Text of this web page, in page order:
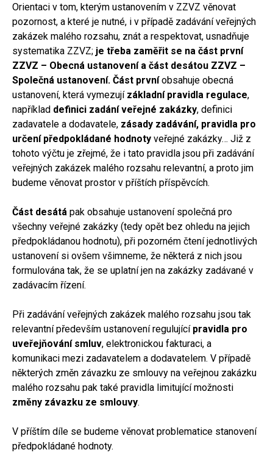
Orientaci v tom, kterým ustanovením v ZZVZ věnovat
pozornost, a které je nutné, i v případě zadávání veřejných
zakázek malého rozsahu, znát a respektovat, usnadňuje
systematika ZZVZ; je třeba zaměřit se na část první
ZZVZ – Obecná ustanovení a část desátou ZZVZ –
Společná ustanovení. Část prvníobsahuje obecná
ustanovení, která vymezují základní pravidla regulace,
například definici zadání veřejné zakázky, definici
zadavatele a dodavatele, zásady zadávání, pravidla pro
určení předpokládané hodnoty veřejné zakázky… Již z
tohoto výčtu je zřejmé, že i tato pravidla jsou při zadávání
veřejných zakázek malého rozsahu relevantní, a proto jim
budeme věnovat prostor v příštích příspěvcích.
Část desátá pak obsahuje ustanovení společná pro
všechny veřejné zakázky (tedy opět bez ohledu na jejich
předpokládanou hodnotu), při pozorném čtení jednotlivých
ustanovení si ovšem všimneme, že některá z nich jsou
formulována tak, že se uplatní jen na zakázky zadávané v
zadávacím řízení.
Při zadávání veřejných zakázek malého rozsahu jsou tak
relevantní především ustanovení regulující pravidla pro
uveřejňování smluv, elektronickou fakturaci, a
komunikaci mezi zadavatelem a dodavatelem. V případě
některých změn závazku ze smlouvy na veřejnou zakázku
malého rozsahu pak také pravidla limitující možnosti
změny závazku ze smlouvy.
V příštím díle se budeme věnovat problematice stanovení
předpokládané hodnoty.